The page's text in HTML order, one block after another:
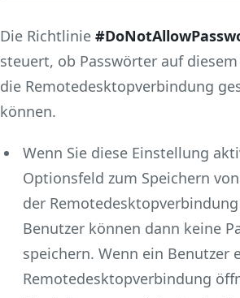
Die Richtlinie
steuert, ob Passwörter auf
die Remotedesktopverbindung
können.
Wenn Sie diese Einstellung
Optionsfeld zum Speichern
der
Benutzer können dann keine
speichern. Wenn ein Benutzer
Remotedesktopverbindung